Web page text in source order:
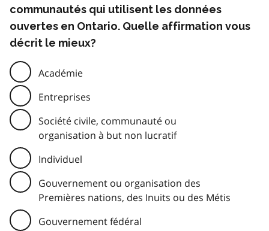
communautés qui utilisent les données
ouvertes en Ontario. Quelle affirmation vous
décrit le mieux?
Académie
Entreprises
Société civile, communauté ou
organisation à but non lucratif
Individuel
Gouvernement ou organisation des
Premières nations, des Inuits ou des Métis
Gouvernement fédéral